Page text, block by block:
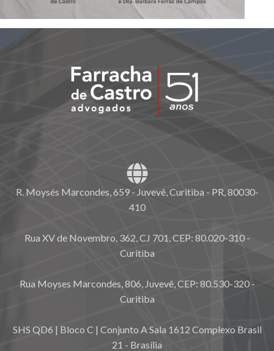
R. Moysés Marcondes, 659 - Juvevê, Curitiba - PR, 80030-
410
Rua XV de Novembro, 362, CJ 701, CEP: 80.020-310 -
Curitiba
Rua Moyses Marcondes, 806, Juvevê, CEP: 80.530-320 -
Curitiba
SHS QD6 | Bloco C | Conjunto A Sala 1612 Complexo Brasil
21 - Brasília